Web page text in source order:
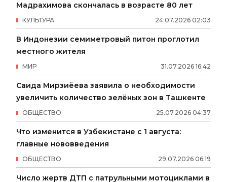
Мадрахимова скончалась в возрасте 80 лет
24.07.2026 02:03
КУЛЬТУРА
В Индонезии семиметровый питон проглотил
местного жителя
31.07.2026 16:42
МИР
Саида Мирзиёева заявила о необходимости
увеличить количество зелёных зон в Ташкенте
25.07.2026 04:37
ОБЩЕСТВО
Что изменится в Узбекистане с 1 августа:
главные нововведения
29.07.2026 06:19
ОБЩЕСТВО
Число жертв ДТП с патрульными мотоциклами в